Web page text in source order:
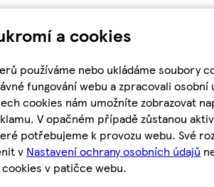
a cookies
používáme nebo ukládáme soubory
fungování webu a zpracovali osobní
cookies nám umožníte zobrazovat
V opačném případě zůstanou
potřebujeme k provozu webu. Své
v Nastavení ochrany osobních údajů
cookies v patičce webu.